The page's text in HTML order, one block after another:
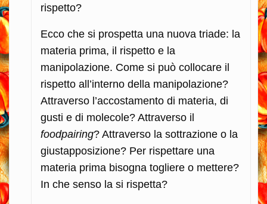
rispetto?
Ecco che si prospetta una nuova triade: la
materia prima, il rispetto e la
manipolazione. Come si può collocare il
rispetto all’interno della manipolazione?
Attraverso l’accostamento di materia, di
gusti e di molecole? Attraverso il
foodpairing? Attraverso la sottrazione o la
giustapposizione? Per rispettare una
materia prima bisogna togliere o mettere?
In che senso la si rispetta?